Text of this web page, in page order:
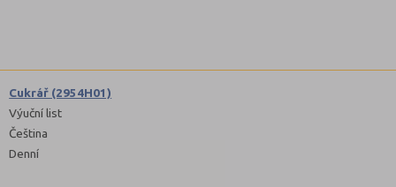
Cukrář (2954H01)
Výuční list
Čeština
Denní